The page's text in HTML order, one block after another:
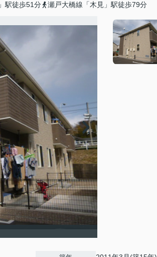
駅徒歩51分 瀬戸大橋線「木見」駅徒歩79分